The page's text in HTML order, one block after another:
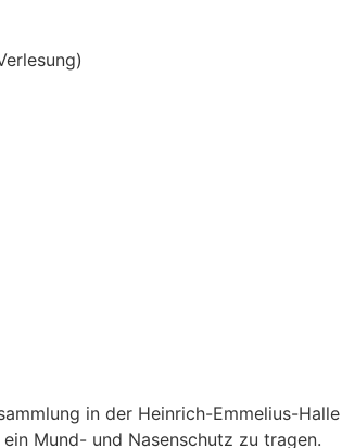
in der Heinrich-Emmelius-
Mund- und Nasenschutz zu tragen.